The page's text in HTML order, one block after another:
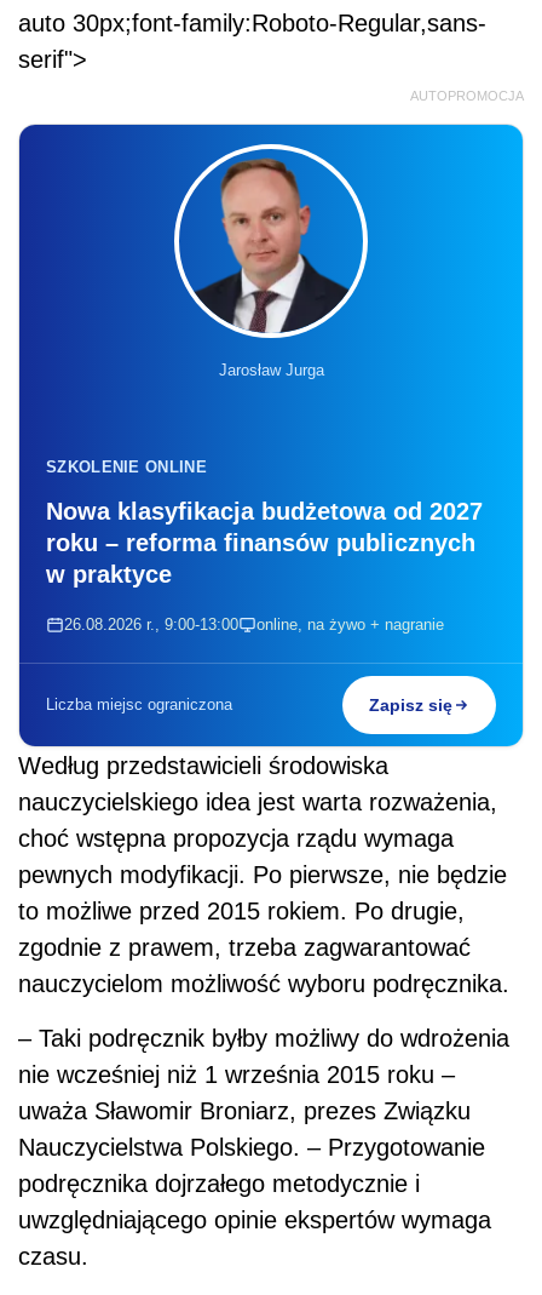
auto 30px;font-family:Roboto-Regular,sans-
serif">
AUTOPROMOCJA
Jarosław Jurga
SZKOLENIE ONLINE
Nowa klasyfikacja budżetowa od 2027
roku – reforma finansów publicznych
w praktyce
26.08.2026 r., 9:00-13:00 online, na żywo + nagranie
Liczba miejsc ograniczona Zapisz się
Według przedstawicieli środowiska
nauczycielskiego idea jest warta rozważenia,
choć wstępna propozycja rządu wymaga
pewnych modyfikacji. Po pierwsze, nie będzie
to możliwe przed 2015 rokiem. Po drugie,
zgodnie z prawem, trzeba zagwarantować
nauczycielom możliwość wyboru podręcznika.
– Taki podręcznik byłby możliwy do wdrożenia
nie wcześniej niż 1 września 2015 roku –
uważa Sławomir Broniarz, prezes Związku
Nauczycielstwa Polskiego. – Przygotowanie
podręcznika dojrzałego metodycznie i
uwzględniającego opinie ekspertów wymaga
czasu.